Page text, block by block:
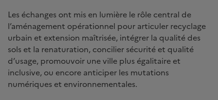
Les échanges ont mis en lumière le rôle central de
l’aménagement opérationnel pour articuler recyclage
urbain et extension maîtrisée, intégrer la qualité des
sols et la renaturation, concilier sécurité et qualité
d’usage, promouvoir une ville plus égalitaire et
inclusive, ou encore anticiper les mutations
numériques et environnementales.